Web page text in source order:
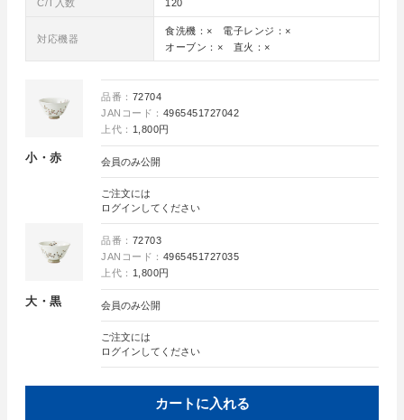
C/T入数 120
対応機器
食洗機：× 電子レンジ：×
オーブン：× 直火：×
小・赤
品番： 72704
JANコード： 4965451727042
上代： 1,800円
会員のみ公開
ご注文には
ログイン してください
大・黒
品番： 72703
JANコード： 4965451727035
上代： 1,800円
会員のみ公開
ご注文には
ログイン してください
カートに入れる